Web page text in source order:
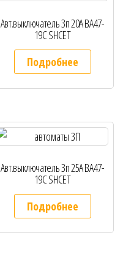
Авт.выключатель 3п 20А ВА47-
19С SHCET
Подробнее
Авт.выключатель 3п 25А ВА47-
19С SHCET
Подробнее